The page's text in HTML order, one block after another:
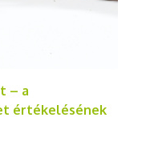
– a
értékelésének